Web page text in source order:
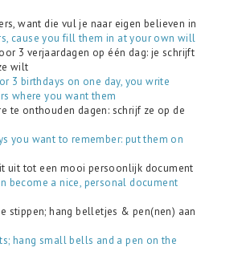
want die vul je naar eigen believen in
cause you fill them in at your own will
3 verjaardagen op één dag: je schrijft
wilt
3 birthdays on one day, you write
where you want them
te onthouden dagen: schrijf ze op de
you want to remember: put them on
uit tot een mooi persoonlijk document
become a nice, personal document
stippen; hang belletjes & pen(nen) aan
hangsmall bells and a pen on the